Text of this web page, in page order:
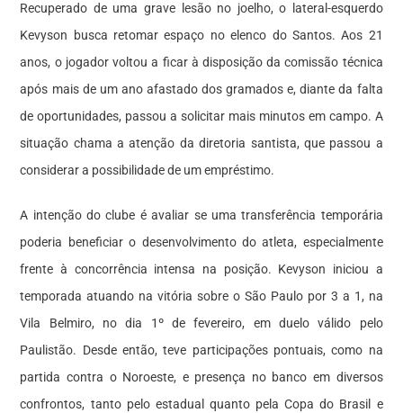
Recuperado de uma grave lesão no joelho, o lateral-esquerdo
Kevyson busca retomar espaço no elenco do Santos. Aos 21
anos, o jogador voltou a ficar à disposição da comissão técnica
após mais de um ano afastado dos gramados e, diante da falta
de oportunidades, passou a solicitar mais minutos em campo. A
situação chama a atenção da diretoria santista, que passou a
considerar a possibilidade de um empréstimo.
A intenção do clube é avaliar se uma transferência temporária
poderia beneficiar o desenvolvimento do atleta, especialmente
frente à concorrência intensa na posição. Kevyson iniciou a
temporada atuando na vitória sobre o São Paulo por 3 a 1, na
Vila Belmiro, no dia 1º de fevereiro, em duelo válido pelo
Paulistão. Desde então, teve participações pontuais, como na
partida contra o Noroeste, e presença no banco em diversos
confrontos, tanto pelo estadual quanto pela Copa do Brasil e